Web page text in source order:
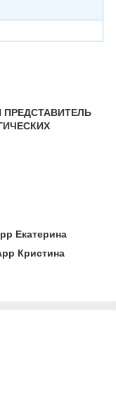
Екатерина
Кристина